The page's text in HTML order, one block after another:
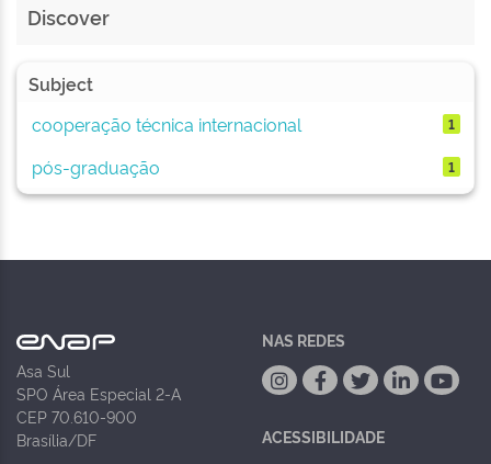
Discover
Subject
cooperação técnica internacional
1
pós-graduação 1
Asa Sul
SPO Área Especial 2-A
CEP 70.610-900
Brasília/DF
NAS REDES
ACESSIBILIDADE